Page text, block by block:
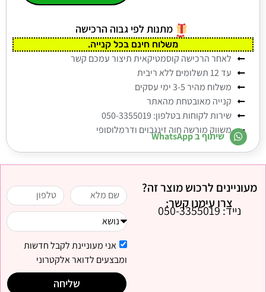
מתנות לפי גבוה הרכישה
סבון חוה זינגבוים מתנה
משלוח חינם בכל קנייה.
לאחר הרכישה קוסמטיקאית תיצור עמכם קשר
עד 12 תשלומים ללא ריבית
משלוח מהיר 3-5 ימי עסקים
קנייה מאובטחת מהאתר
שירות לקוחות בטלפון: 050-3355019
משווק מורשה חוה זינגבוים ודרמלוסופי
שיתוף ב WhatsApp
מעוניינים לרכוש מוצר זה?
צרו עימנו קשר:נייד: 050-3355019
אני מעוניינת לקבל חדשות
ומבצעים לדואר אלקטרוני
שליחה